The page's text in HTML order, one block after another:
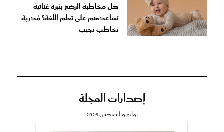
هل مخاطبة الرضع بنبرة غنائية
تساعدهم على تعلم اللغة؟ مُدربة
تخاطب تجيب
إصدارات المجلة
يوليو و أغسطس 2026